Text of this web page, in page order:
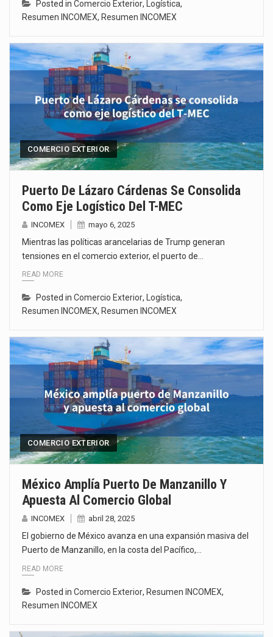
Posted in Comercio Exterior, Logística,
Resumen INCOMEX, Resumen INCOMEX
COMERCIO EXTERIOR
Puerto De Lázaro Cárdenas Se Consolida
Como Eje Logístico Del T-MEC
INCOMEX mayo 6, 2025
Mientras las políticas arancelarias de Trump generan
tensiones en el comercio exterior, el puerto de…
READ MORE
Posted in Comercio Exterior, Logística,
Resumen INCOMEX, Resumen INCOMEX
COMERCIO EXTERIOR
México Amplía Puerto De Manzanillo Y
Apuesta Al Comercio Global
INCOMEX abril 28, 2025
El gobierno de México avanza en una expansión masiva del
Puerto de Manzanillo, en la costa del Pacífico,…
READ MORE
Posted in Comercio Exterior, Resumen INCOMEX,
Resumen INCOMEX